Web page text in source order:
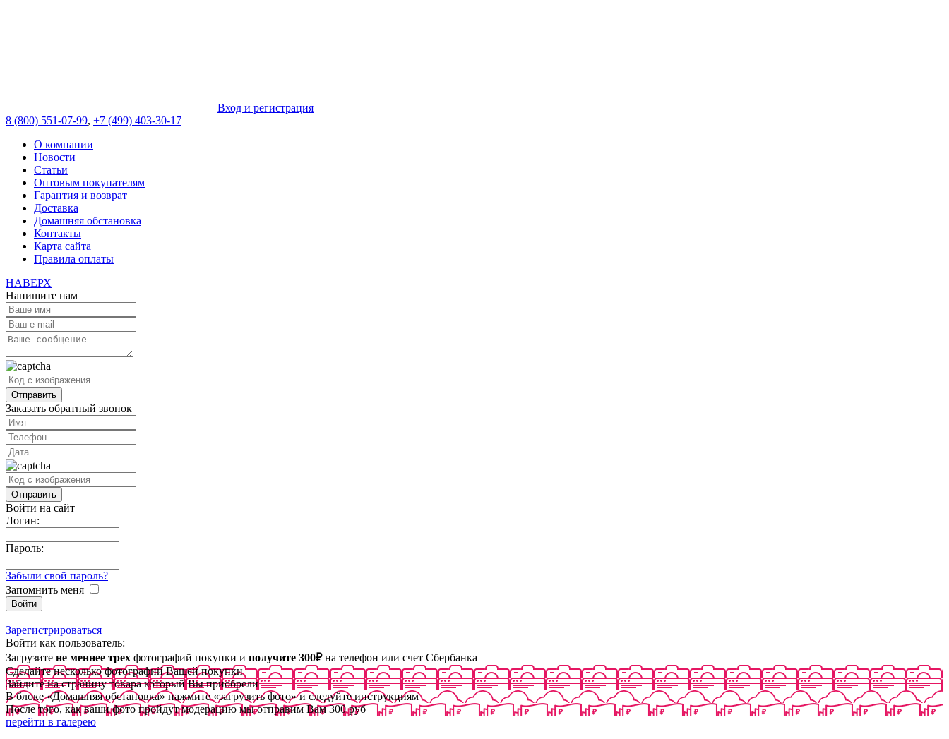
Вход и регистрация
8 (800) 551-07-99, +7 (499) 403-30-17
О компании
Новости
Статьи
Оптовым покупателям
Гарантия и возврат
Доставка
Домашняя обстановка
Контакты
Карта сайта
Правила оплаты
НАВЕРХ
Напишите нам
Заказать обратный звонок
Войти на сайт
Логин:
Пароль:
Забыли свой пароль?
Запомнить меня
Зарегистрироваться
Войти как пользователь:
Загрузите не меннее трех фотографий покупки и получите 300₽на телефон или счет Сбербанка
Сделайте несколько фотографий Вашей покупки
Зайдите на страницу товара который Вы приобрели
В блоке «Домашняя обстановка» нажмите «загрузить фото» и следуйте инструкциям
После того, как ваши фото пройдут модерацию мы отправим Вам 300 руб
перейти в галерею